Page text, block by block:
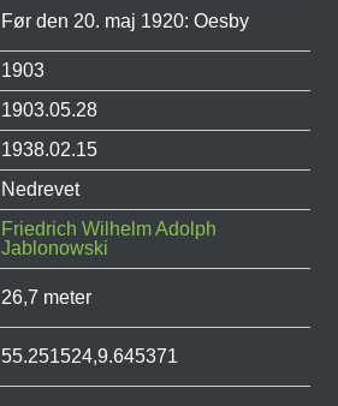
Før den 20. maj 1920: Oesby
1903
1903.05.28
1938.02.15
Nedrevet
Friedrich Wilhelm Adolph
Jablonowski
26,7 meter
55.251524,9.645371